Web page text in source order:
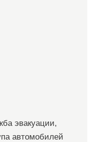
эвакуации,
автомобилей